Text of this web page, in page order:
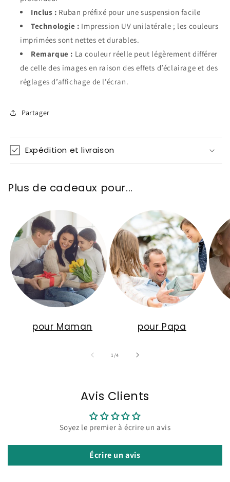
Inclus : Ruban préfixé pour une suspension facile
Technologie : Impression UV unilatérale ; les couleurs
imprimées sont nettes et durables.
Remarque : La couleur réelle peut légèrement différer
de celle des images en raison des effets d’éclairage et des
réglages d’affichage de l’écran.
Partager
Expédition et livraison
Plus de cadeaux pour...
pour Maman pour Papa
1/de
4
Avis Clients
Soyez le premier à écrire un avis
Écrire un avis